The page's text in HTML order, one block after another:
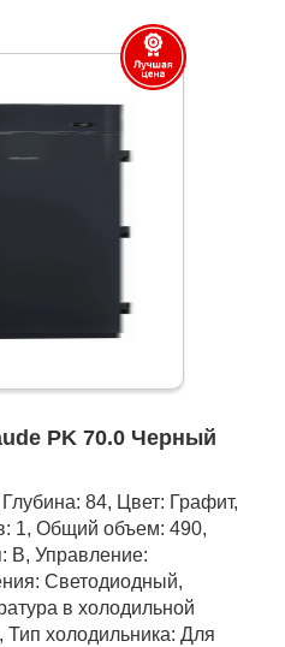
PK 70.0 Черный
84, Цвет: Графит,
1, Общий объем: 490,
В, Управление:
Светодиодный,
в холодильной
Тип холодильника: Для